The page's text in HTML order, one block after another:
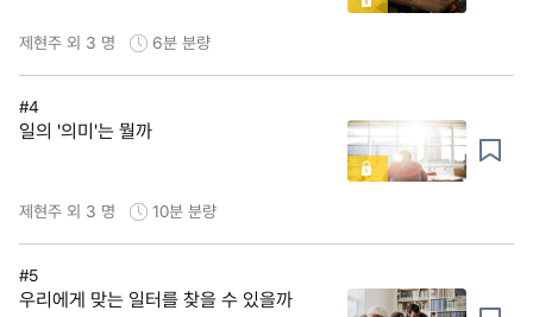
제현주 외 3 명 6분 분량
#4
일의 '의미'는 뭘까
제현주 외 3 명 10분 분량
#5
우리에게 맞는 일터를 찾을 수 있을까